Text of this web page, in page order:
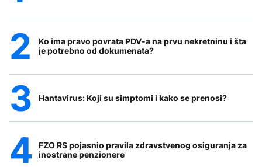
Ko ima pravo povrata PDV-a na prvu nekretninu i šta
je potrebno od dokumenata?
Hantavirus: Koji su simptomi i kako se prenosi?
FZO RS pojasnio pravila zdravstvenog osiguranja za
inostrane penzionere